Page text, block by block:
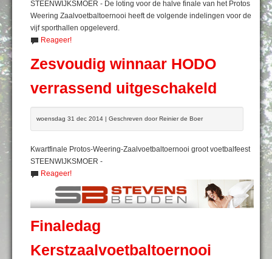
STEENWIJKSMOER - De loting voor de halve finale van het Protos
Weering Zaalvoetbaltoernooi heeft de volgende indelingen voor de
vijf sporthallen opgeleverd.
Reageer!
Zesvoudig winnaar HODO
verrassend uitgeschakeld
woensdag 31 dec 2014 | Geschreven door Reinier de Boer
Kwartfinale Protos-Weering-Zaalvoetbaltoernooi groot voetbalfeest
STEENWIJKSMOER -
Reageer!
Finaledag
Kerstzaalvoetbaltoernooi